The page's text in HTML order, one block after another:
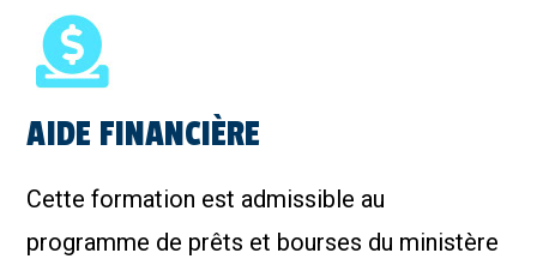
AIDE FINANCIÈRE
Cette formation est admissible au
programme de prêts et bourses du ministère